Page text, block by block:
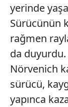
yerinde
Sürücünün
rağmen
da
Nörvenich
sürücü,
yapınca